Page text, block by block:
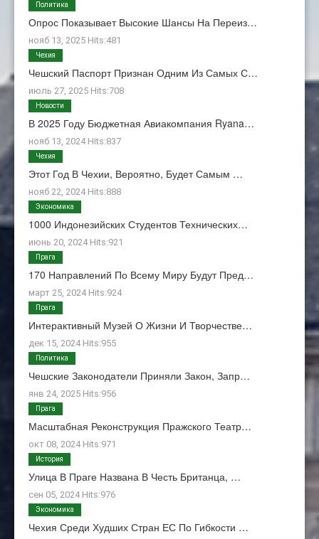
Опрос Показывает Высокие Шансы На Переиз…
нояб 13, 2025 Hits:481
Политика
Чешский Паспорт Признан Одним Из Самых С…
июль 27, 2025 Hits:708
Чехия
В 2025 Году Бюджетная Авиакомпания Ryana…
нояб 13, 2024 Hits:837
Новости
Этот Год В Чехии, Вероятно, Будет Самым …
нояб 22, 2024 Hits:888
Чехия
1000 Индонезийских Студентов Технических…
июнь 20, 2024 Hits:921
Экономика
170 Направлений По Всему Миру Будут Пред…
март 25, 2024 Hits:924
Прага
Интерактивный Музей О Жизни И Творчестве…
дек 15, 2024 Hits:955
Прага
Чешские Законодатели Приняли Закон, Запр…
янв 24, 2025 Hits:956
Политика
Масштабная Реконструкция Пражского Театр…
окт 08, 2024 Hits:971
Прага
Улица В Праге Названа В Честь Британца, …
сен 05, 2024 Hits:976
История
Чехия Среди Худших Стран ЕС По Гибкости …
Экономика